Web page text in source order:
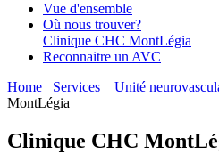
Vue d'ensemble
Où nous trouver?
Clinique CHC MontLégia
Reconnaitre un AVC
Home
Services Unité
MontLégia
Clinique CHC